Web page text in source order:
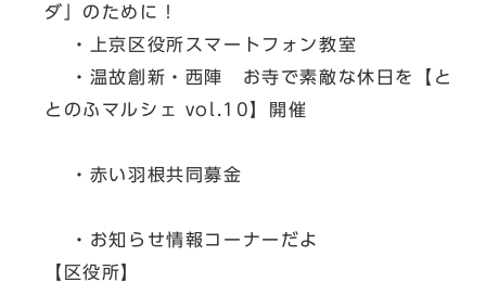
ダ」のために！
・上京区役所スマートフォン教室
・温故創新・西陣 お寺で素敵な休日を【と
とのふマルシェ vol.10】開催
・赤い羽根共同募金
・お知らせ情報コーナーだよ
【区役所】